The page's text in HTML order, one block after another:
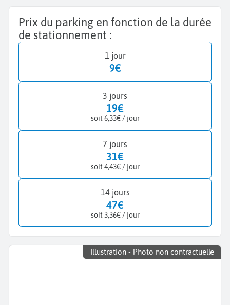
Prix du parking en fonction de la durée
de stationnement :
1 jour
9€
3 jours
19€
soit 6,33€ / jour
7 jours
31€
soit 4,43€ / jour
14 jours
47€
soit 3,36€ / jour
Illustration - Photo non contractuelle